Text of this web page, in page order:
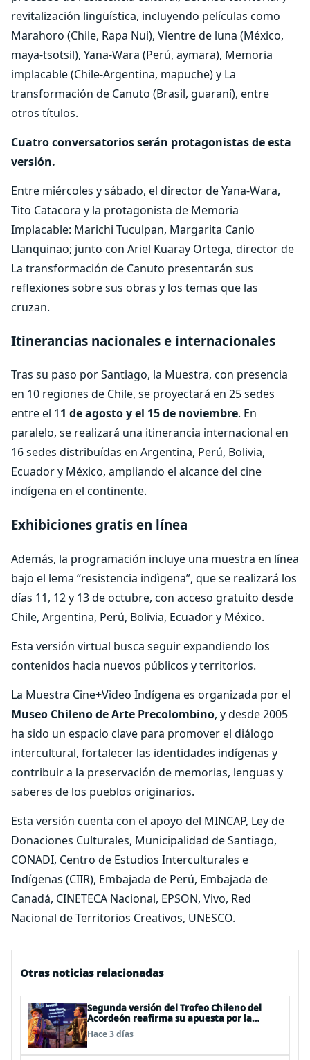
revitalización lingüística, incluyendo películas como
Marahoro (Chile, Rapa Nui), Vientre de luna (México,
maya-tsotsil), Yana-Wara (Perú, aymara), Memoria
implacable (Chile-Argentina, mapuche) y La
transformación de Canuto (Brasil, guaraní), entre
otros títulos.
Cuatro conversatorios serán protagonistas de esta
versión.
Entre miércoles y sábado, el director de Yana-Wara,
Tito Catacora y la protagonista de Memoria
Implacable: Marichi Tuculpan, Margarita Canio
Llanquinao; junto con Ariel Kuaray Ortega, director de
La transformación de Canuto presentarán sus
reflexiones sobre sus obras y los temas que las
cruzan.
Itinerancias nacionales e internacionales
Tras su paso por Santiago, la Muestra, con presencia
en 10 regiones de Chile, se proyectará en 25 sedes
entre el 11 de agosto y el 15 de noviembre. En
paralelo, se realizará una itinerancia internacional en
16 sedes distribuídas en Argentina, Perú, Bolivia,
Ecuador y México, ampliando el alcance del cine
indígena en el continente.
Exhibiciones gratis en línea
Además, la programación incluye una muestra en línea
bajo el lema “resistencia indìgena”, que se realizará los
días 11, 12 y 13 de octubre, con acceso gratuito desde
Chile, Argentina, Perú, Bolivia, Ecuador y México.
Esta versión virtual busca seguir expandiendo los
contenidos hacia nuevos públicos y territorios.
La Muestra Cine+Video Indígena es organizada por el
Museo Chileno de Arte Precolombino, y desde 2005
ha sido un espacio clave para promover el diálogo
intercultural, fortalecer las identidades indígenas y
contribuir a la preservación de memorias, lenguas y
saberes de los pueblos originarios.
Esta versión cuenta con el apoyo del MINCAP, Ley de
Donaciones Culturales, Municipalidad de Santiago,
CONADI, Centro de Estudios Interculturales e
Indígenas (CIIR), Embajada de Perú, Embajada de
Canadá, CINETECA Nacional, EPSON, Vivo, Red
Nacional de Territorios Creativos, UNESCO.
Otras noticias relacionadas
Segunda versión del Trofeo Chileno del
Acordeón reafirma su apuesta por la
profesionalización del instrumento en
Chile
Hace 3 días